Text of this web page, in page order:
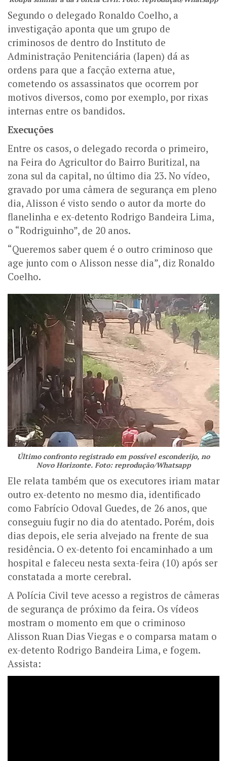
Segundo o delegado Ronaldo Coelho, a
investigação aponta que um grupo de
criminosos de dentro do Instituto de
Administração Penitenciária (Iapen) dá as
ordens para que a facção externa atue,
cometendo os assassinatos que ocorrem por
motivos diversos, como por exemplo, por rixas
internas entre os bandidos.
Execuções
Entre os casos, o delegado recorda o primeiro,
na Feira do Agricultor do Bairro Buritizal, na
zona sul da capital, no último dia 23. No vídeo,
gravado por uma câmera de segurança em pleno
dia, Alisson é visto sendo o autor da morte do
flanelinha e ex-detento Rodrigo Bandeira Lima,
o “Rodriguinho”, de 20 anos.
“Queremos saber quem é o outro criminoso que
age junto com o Alisson nesse dia”, diz Ronaldo
Coelho.
Último confronto registrado em possível esconderijo, no
Novo Horizonte. Foto: reprodução/Whatsapp
Ele relata também que os executores iriam matar
outro ex-detento no mesmo dia, identificado
como Fabrício Odoval Guedes, de 26 anos, que
conseguiu fugir no dia do atentado. Porém, dois
dias depois, ele seria alvejado na frente de sua
residência. O ex-detento foi encaminhado a um
hospital e faleceu nesta sexta-feira (10) após ser
constatada a morte cerebral.
A Polícia Civil teve acesso a registros de câmeras
de segurança de próximo da feira. Os vídeos
mostram o momento em que o criminoso
Alisson Ruan Dias Viegas e o comparsa matam o
ex-detento Rodrigo Bandeira Lima, e fogem.
Assista: